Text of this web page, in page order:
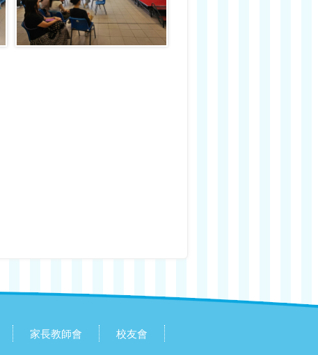
家長教師會 校友會